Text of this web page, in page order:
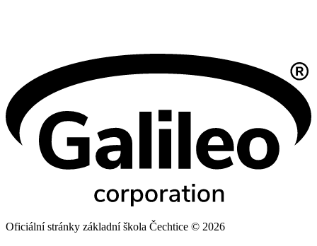
Oficiální stránky základní škola Čechtice © 2026